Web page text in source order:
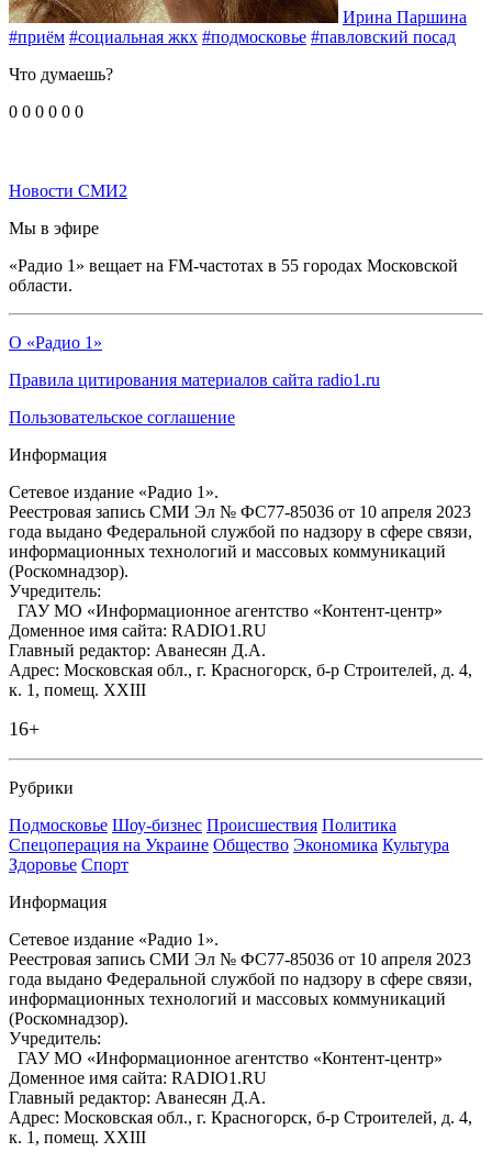
Ирина Паршина
#приём #социальная жкх #подмосковье #павловский посад
Что думаешь?
0 0 0 0 0 0
Новости СМИ2
Мы в эфире
«Радио 1» вещает на FM-частотах в 55 городах Московской
области.
О «Радио 1»
Правила цитирования материалов сайта radio1.ru
Пользовательское соглашение
Информация
Сетевое издание «Радио 1».
Реестровая запись СМИ Эл № ФС77-85036 от 10 апреля 2023
года выдано Федеральной службой по надзору в сфере связи,
информационных технологий и массовых коммуникаций
(Роскомнадзор).
Учредитель:
ГАУ МО «Информационное агентство «Контент-центр»
Доменное имя сайта: RADIO1.RU
Главный редактор: Аванесян Д.А.
Адрес: Московская обл., г. Красногорск, б-р Строителей, д. 4,
к. 1, помещ. XXIII
16+
Рубрики
Подмосковье Шоу-бизнес Происшествия Политика
Спецоперация на Украине Общество Экономика Культура
Здоровье Спорт
Информация
Сетевое издание «Радио 1».
Реестровая запись СМИ Эл № ФС77-85036 от 10 апреля 2023
года выдано Федеральной службой по надзору в сфере связи,
информационных технологий и массовых коммуникаций
(Роскомнадзор).
Учредитель:
ГАУ МО «Информационное агентство «Контент-центр»
Доменное имя сайта: RADIO1.RU
Главный редактор: Аванесян Д.А.
Адрес: Московская обл., г. Красногорск, б-р Строителей, д. 4,
к. 1, помещ. XXIII